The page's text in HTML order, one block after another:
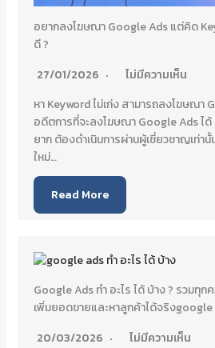
อยากลงโฆษณา Google Ads แต่คิด
ดี ?
27/01/2026
ไม่มีความเห็น
หา Keyword ไม่เก่ง สามารถลงโฆษณา
อดีตการที่จะลงโฆษณา Google Ads ได้
ยาก ต้องดำเนินการผ่านผู้เชี่ยวชาญเท่า
ใหม่…
Read More
Google Ads ทํา อะไร ได้ บ้าง ? รวมทุก
เพิ่มยอดขายและหาลูกค้าได้จริงgoogle
20/03/2026
ไม่มีความเห็น